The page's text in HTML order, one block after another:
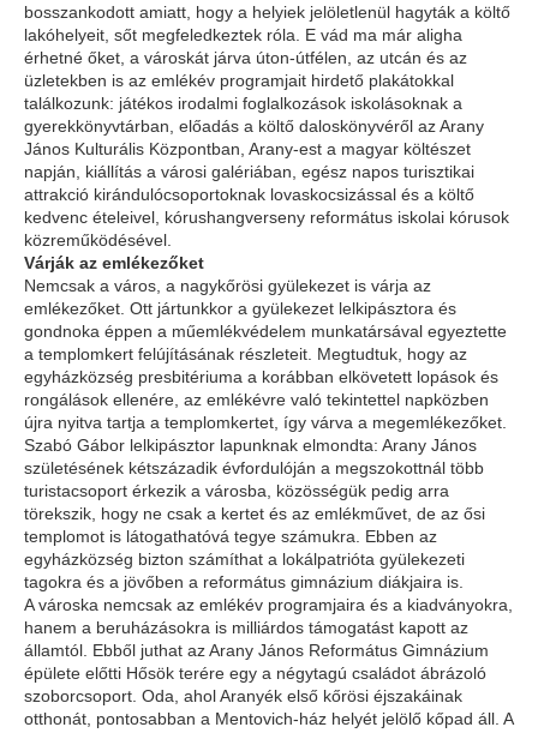
bosszankodott amiatt, hogy a helyiek jelöletlenül hagyták a költő
lakóhelyeit, sőt megfeledkeztek róla. E vád ma már aligha
érhetné őket, a városkát járva úton-útfélen, az utcán és az
üzletekben is az emlékév programjait hirdető plakátokkal
találkozunk: játékos irodalmi foglalkozások iskolásoknak a
gyerekkönyvtárban, előadás a költő daloskönyvéről az Arany
János Kulturális Központban, Arany-est a magyar költészet
napján, kiállítás a városi galériában, egész napos turisztikai
attrakció kirándulócsoportoknak lovaskocsizással és a költő
kedvenc ételeivel, kórushangverseny református iskolai kórusok
közreműködésével.
Várják az emlékezőket
Nemcsak a város, a nagykőrösi gyülekezet is várja az
emlékezőket. Ott jártunkkor a gyülekezet lelkipásztora és
gondnoka éppen a műemlékvédelem munkatársával egyeztette
a templomkert felújításának részleteit. Megtudtuk, hogy az
egyházközség presbitériuma a korábban elkövetett lopások és
rongálások ellenére, az emlékévre való tekintettel napközben
újra nyitva tartja a templomkertet, így várva a megemlékezőket.
Szabó Gábor lelkipásztor lapunknak elmondta: Arany János
születésének kétszázadik évfordulóján a megszokottnál több
turistacsoport érkezik a városba, közösségük pedig arra
törekszik, hogy ne csak a kertet és az emlékművet, de az ősi
templomot is látogathatóvá tegye számukra. Ebben az
egyházközség bizton számíthat a lokálpatrióta gyülekezeti
tagokra és a jövőben a református gim­názium diákjaira is.
A városka nemcsak az emlékév programjaira és a kiadványokra,
ha­nem a beruházásokra is milliárdos támogatást kapott az
államtól. Eb­ből juthat az Arany János Református Gimnázium
épülete előtti Hő­sök terére egy a négytagú családot ábrázoló
szoborcsoport. Oda, ahol Aranyék első kőrösi éjszakáinak
otthonát, pontosabban a Mentovich-ház helyét jelölő kőpad áll. A